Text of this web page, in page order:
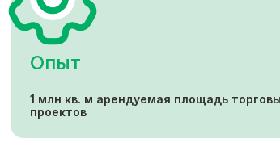
Опыт
1 млн кв. м арендуемая площадь
проектов